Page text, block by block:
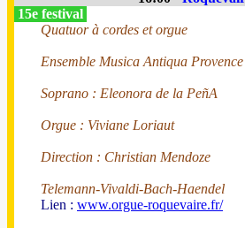
15e festival
Quatuor à cordes et orgue
Ensemble Musica Antiqua Provence
Soprano : Eleonora de la PeñA
Orgue : Viviane Loriaut
Direction : Christian Mendoze
Telemann-Vivaldi-Bach-Haendel
Lien : www.orgue-roquevaire.fr/